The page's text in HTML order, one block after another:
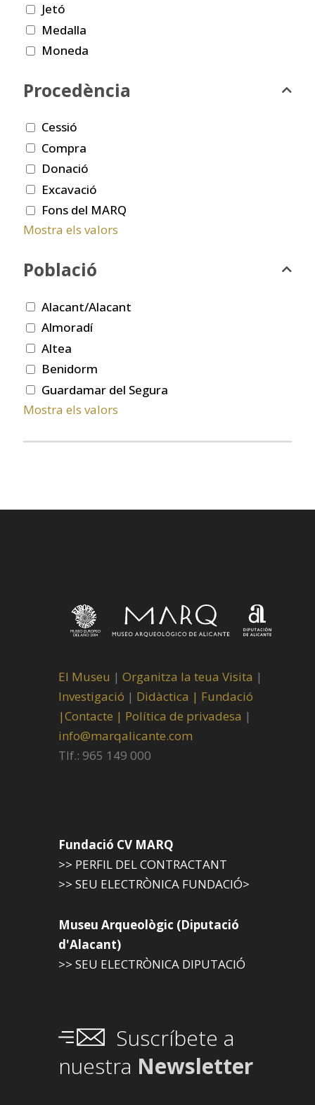
Jetó
Medalla
Moneda
Procedència
Cessió
Compra
Donació
Excavació
Fons del MARQ
Mostra els valors
Població
Alacant/Alacant
Almoradí
Altea
Benidorm
Guardamar del Segura
Mostra els valors
El Museu | Organitza la teua Visita |
Investigació | Didàctica | Fundació
|Contacte | Política de privadesa |
info@marqalicante.com
Tlf.: 965 149 000
Fundació CV MARQ
>> PERFIL DEL CONTRACTANT
>> SEU ELECTRÒNICA FUNDACIÓ>
Museu Arqueològic (Diputació
d'Alacant)
>> SEU ELECTRÒNICA DIPUTACIÓ
Suscríbete a
nuestra Newsletter